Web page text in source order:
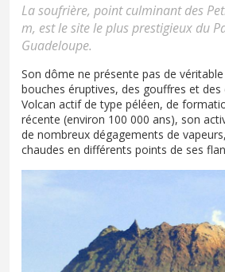
La soufrière, point culminant des
m, est le site le plus prestigieux du
Guadeloupe.
Son dôme ne présente pas de
bouches éruptives, des gouffres et
Volcan actif de type péléen, de
récente (environ 100 000 ans), son
de nombreux dégagements de
chaudes en différents points de ses